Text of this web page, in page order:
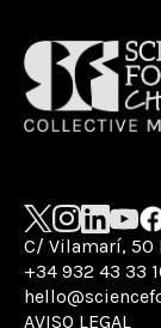
C/ Vilamarí, 50
+34 932 43 33
AVISO LEGAL